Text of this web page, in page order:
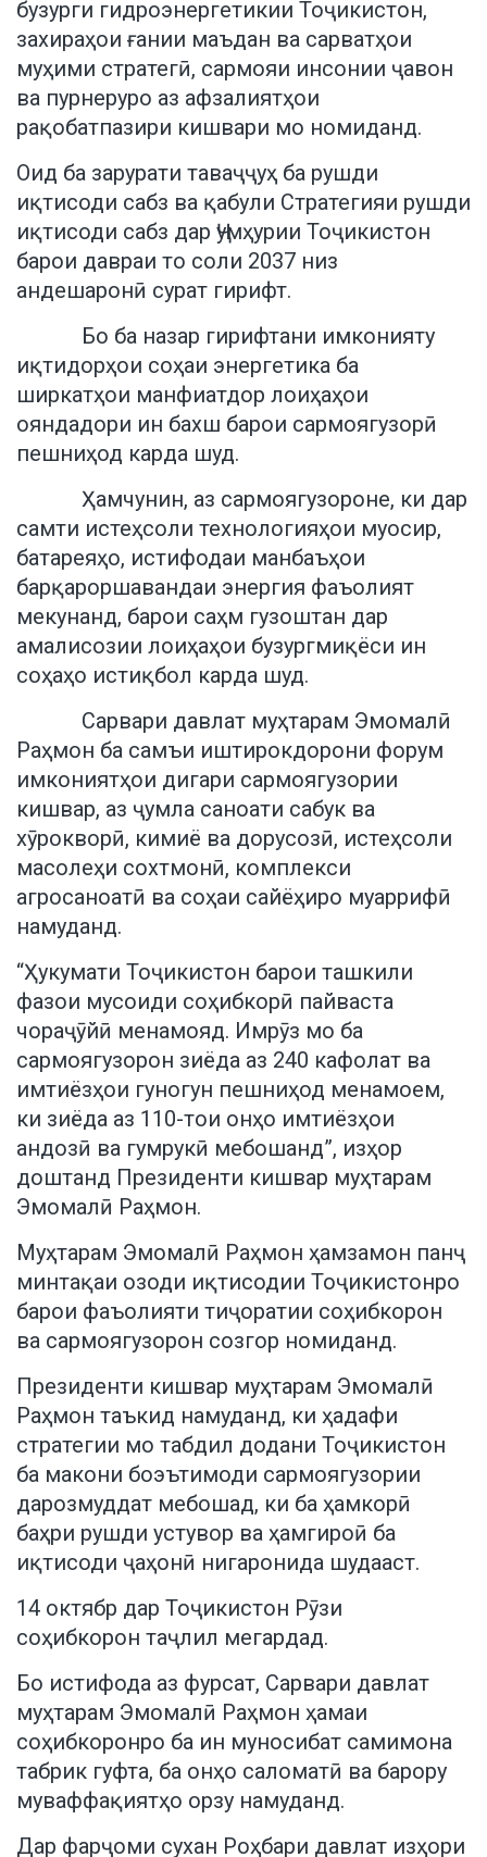
бузурги гидроэнергетикии Тоҷикистон,
захираҳои ғании маъдан ва сарватҳои
муҳими стратегӣ, сармояи инсонии ҷавон
ва пурнеруро аз афзалиятҳои
рақобатпазири кишвари мо номиданд.
Оид ба зарурати таваҷҷуҳ ба рушди
иқтисоди сабз ва қабули Стратегияи рушди
иқтисоди сабз дар Ҷумҳурии Тоҷикистон
барои давраи то соли 2037 низ
андешаронӣ сурат гирифт.
Бо ба назар гирифтани имконияту
иқтидорҳои соҳаи энергетика ба
ширкатҳои манфиатдор лоиҳаҳои
ояндадори ин бахш барои сармоягузорӣ
пешниҳод карда шуд.
Ҳамчунин, аз сармоягузороне, ки дар
самти истеҳсоли технологияҳои муосир,
батареяҳо, истифодаи манбаъҳои
барқароршавандаи энергия фаъолият
мекунанд, барои саҳм гузоштан дар
амалисозии лоиҳаҳои бузургмиқёси ин
соҳаҳо истиқбол карда шуд.
Сарвари давлат муҳтарам Эмомалӣ
Раҳмон ба самъи иштирокдорони форум
имкониятҳои дигари сармоягузории
кишвар, аз ҷумла саноати сабук ва
хӯрокворӣ, кимиё ва дорусозӣ, истеҳсоли
масолеҳи сохтмонӣ, комплекси
агросаноатӣ ва соҳаи сайёҳиро муаррифӣ
намуданд.
“Ҳукумати Тоҷикистон барои ташкили
фазои мусоиди соҳибкорӣ пайваста
чораҷӯйӣ менамояд. Имрӯз мо ба
сармоягузорон зиёда аз 240 кафолат ва
имтиёзҳои гуногун пешниҳод менамоем,
ки зиёда аз 110-тои онҳо имтиёзҳои
андозӣ ва гумрукӣ мебошанд”, изҳор
доштанд Президенти кишвар муҳтарам
Эмомалӣ Раҳмон.
Муҳтарам Эмомалӣ Раҳмон ҳамзамон панҷ
минтақаи озоди иқтисодии Тоҷикистонро
барои фаъолияти тиҷоратии соҳибкорон
ва сармоягузорон созгор номиданд.
Президенти кишвар муҳтарам Эмомалӣ
Раҳмон таъкид намуданд, ки ҳадафи
стратегии мо табдил додани Тоҷикистон
ба макони боэътимоди сармоягузории
дарозмуддат мебошад, ки ба ҳамкорӣ
баҳри рушди устувор ва ҳамгироӣ ба
иқтисоди ҷаҳонӣ нигаронида шудааст.
14 октябр дар Тоҷикистон Рӯзи
соҳибкорон таҷлил мегардад.
Бо истифода аз фурсат, Сарвари давлат
муҳтарам Эмомалӣ Раҳмон ҳамаи
соҳибкоронро ба ин муносибат самимона
табрик гуфта, ба онҳо саломатӣ ва барору
муваффақиятҳо орзу намуданд.
Дар фарҷоми сухан Роҳбари давлат изҳори